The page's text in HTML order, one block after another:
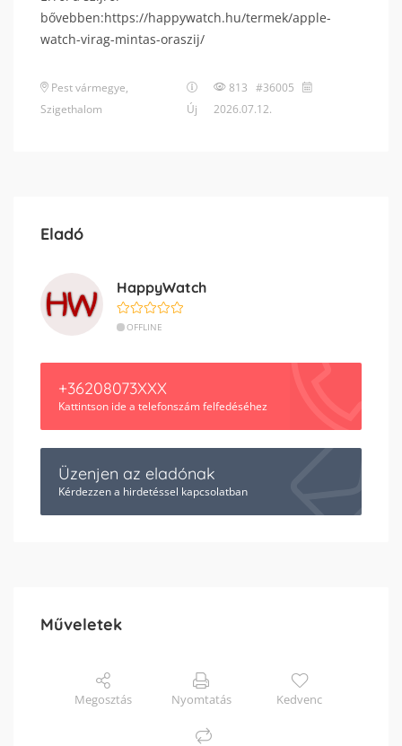
bővebben:https://happywatch.hu/termek/apple-
watch-virag-mintas-oraszij/
Pest vármegye,
Szigethalom
Új
813 #36005
2026.07.12.
Eladó
HappyWatch
OFFLINE
+36208073XXX
Kattintson ide a telefonszám felfedéséhez
Üzenjen az eladónak
Kérdezzen a hirdetéssel kapcsolatban
Műveletek
Megosztás Nyomtatás Kedvenc